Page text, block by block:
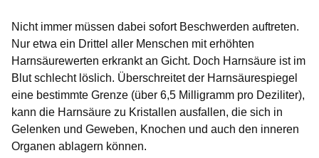
Nicht immer müssen dabei sofort Beschwerden auftreten.
Nur etwa ein Drittel aller Menschen mit erhöhten
Harnsäurewerten erkrankt an Gicht. Doch Harnsäure ist im
Blut schlecht löslich. Überschreitet der Harnsäurespiegel
eine bestimmte Grenze (über 6,5 Milligramm pro Deziliter),
kann die Harnsäure zu Kristallen ausfallen, die sich in
Gelenken und Geweben, Knochen und auch den inneren
Organen ablagern können.